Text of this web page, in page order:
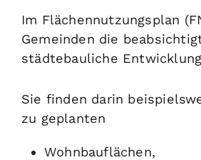
Im Flächennutzungsplan
Gemeinden die
städtebauliche
Sie finden darin
zu geplanten
Wohnbauflächen,